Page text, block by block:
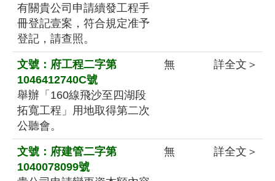
有關貴公司申請續發工程手
冊登記壹案，符合規定准予
登記，請查照。
文號：府工程二字第
1046412740C號
舉辦「160線飛沙至四湖段
拓寬工程」用地取得第二次
公聽會。
無 詳全文＞
文號：府建管二字第
1040078099號
無 詳全文＞